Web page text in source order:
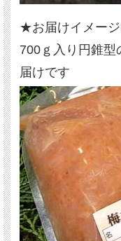
★お届けイメー
700ｇ入り円錐型
届けです